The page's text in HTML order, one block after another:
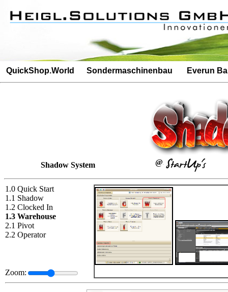
Besucherz�hler: 4507Besucherz�hler: 383
QuickShop.World Sondermaschinenbau Everun
Shadow System @
1.0 Quick Start
1.1 Shadow
1.2 Clocked In
1.3 Warehouse
2.1 Pivot
2.2 Operator
Zoom: